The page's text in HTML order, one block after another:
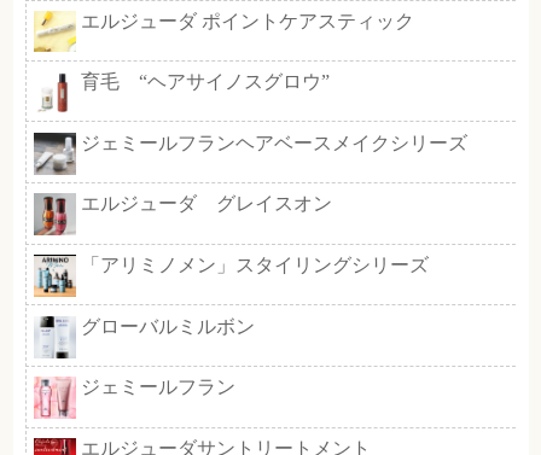
ティオーネ ナチュラルオイルER
ニゼル ドレシア
オーバイトーリ